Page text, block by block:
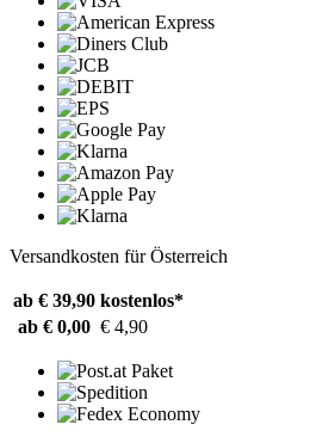
Versandkosten für Österreich
ab € 39,90 kostenlos*
ab € 0,00 € 4,90